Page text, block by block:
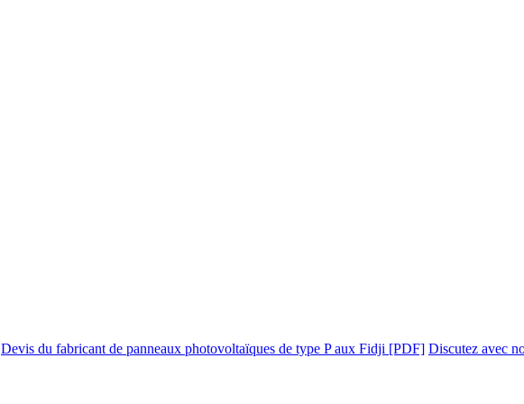
Devis du fabricant de panneaux photovoltaïques de type P aux Fidji [PDF] Discutez avec